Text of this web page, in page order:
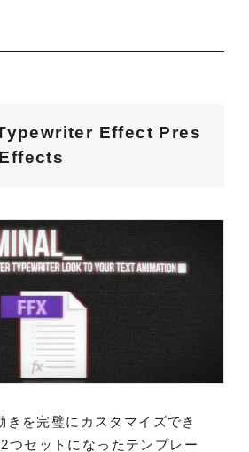
Effect Pres
きを完璧にカスタマイズでき
つセットになったテンプレー